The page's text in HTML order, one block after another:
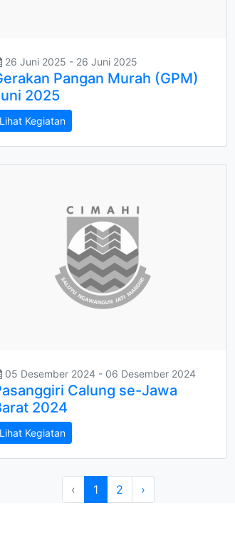
26 Juni 2025 - 26 Juni 2025
Pangan Murah (GPM)
2025
Lihat Kegiatan
05 Desember 2024 - 06 Desember 2024
Calung se-Jawa
2024
Lihat Kegiatan
‹ 1 2 ›